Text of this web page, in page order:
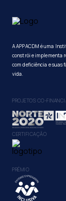
A APPACDM é uma
constrói e implementa
com deficiência e suas
vida.
PROJETOS CO-
CERTIFICAÇÃO
PRÉMIO